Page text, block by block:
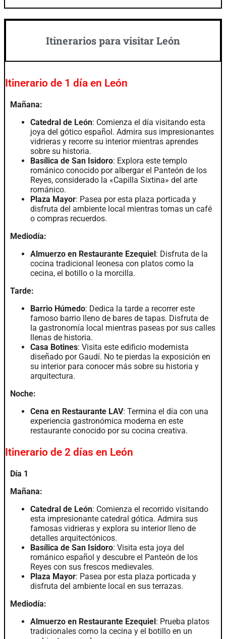
Itinerarios para visitar León
Itinerario de 1 día en León
Mañana:
Catedral de León: Comienza el día visitando esta
joya del gótico español. Admira sus impresionantes
vidrieras y recorre su interior mientras aprendes
sobre su historia.
Basílica de San Isidoro: Explora este templo
románico conocido por albergar el Panteón de los
Reyes, considerado la «Capilla Sixtina» del arte
románico.
Plaza Mayor: Pasea por esta plaza porticada y
disfruta del ambiente local mientras tomas un café
o compras recuerdos.
Mediodía:
Almuerzo en Restaurante Ezequiel: Disfruta de la
cocina tradicional leonesa con platos como la
cecina, el botillo o la morcilla.
Tarde:
Barrio Húmedo: Dedica la tarde a recorrer este
famoso barrio lleno de bares de tapas. Disfruta de
la gastronomía local mientras paseas por sus calles
llenas de historia.
Casa Botines: Visita este edificio modernista
diseñado por Gaudí. No te pierdas la exposición en
su interior para conocer más sobre su historia y
arquitectura.
Noche:
Cena en Restaurante LAV: Termina el día con una
experiencia gastronómica moderna en este
restaurante conocido por su cocina creativa.
Itinerario de 2 días en León
Día 1
Mañana:
Catedral de León: Comienza el recorrido visitando
esta impresionante catedral gótica. Admira sus
famosas vidrieras y explora su interior lleno de
detalles arquitectónicos.
Basílica de San Isidoro: Visita esta joya del
románico español y descubre el Panteón de los
Reyes con sus frescos medievales.
Plaza Mayor: Pasea por esta plaza porticada y
disfruta del ambiente local en sus terrazas.
Mediodía:
Almuerzo en Restaurante Ezequiel: Prueba platos
tradicionales como la cecina y el botillo en un